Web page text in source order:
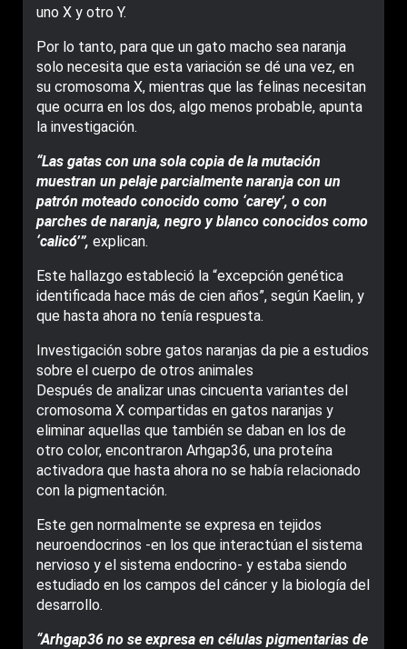
uno X y otro Y.
Por lo tanto, para que un gato macho sea naranja
solo necesita que esta variación se dé una vez, en
su cromosoma X, mientras que las felinas necesitan
que ocurra en los dos, algo menos probable, apunta
la investigación.
“Las gatas con una sola copia de la mutación
muestran un pelaje parcialmente naranja con un
patrón moteado conocido como ‘carey’, o con
parches de naranja, negro y blanco conocidos como
‘calicó’”, explican.
Este hallazgo estableció la “excepción genética
identificada hace más de cien años”, según Kaelin, y
que hasta ahora no tenía respuesta.
Investigación sobre gatos naranjas da pie a estudios
sobre el cuerpo de otros animales
Después de analizar unas cincuenta variantes del
cromosoma X compartidas en gatos naranjas y
eliminar aquellas que también se daban en los de
otro color, encontraron Arhgap36, una proteína
activadora que hasta ahora no se había relacionado
con la pigmentación.
Este gen normalmente se expresa en tejidos
neuroendocrinos -en los que interactúan el sistema
nervioso y el sistema endocrino- y estaba siendo
estudiado en los campos del cáncer y la biología del
desarrollo.
“Arhgap36 no se expresa en células pigmentarias de